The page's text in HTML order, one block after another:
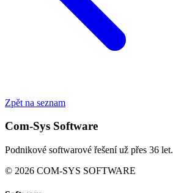
Zpět na seznam
Com-Sys Software
Podnikové softwarové řešení už přes 36 let.
© 2026 COM-SYS SOFTWARE